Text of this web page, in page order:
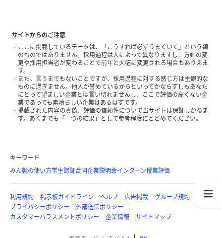
サイトからのご注意
ここに掲載しているデータは、「こうすれば必ずうまくいく」という類
のものではありません。採用過程は人によって異なりますし、方針の変
更や採用担当者が変わることで前年と大幅に変更される場合もありえま
す。
また、言うまでもないことですが、採用過程に対する感じ方は主観的な
ものに過ぎません。他人が誉めているからといってかならずしもあなた
にとって望ましい企業とは言い切れませんし、ここで評価の高くない企
業であっても素晴らしい企業はあるはずです。
掲載された内容の真偽、評価の信頼性について当サイトは保証しかねま
す。あくまでも「一つの結果」として参考程度にとどめてください。
キーワード
みん就の使い方学生認証合同企業説明会インターン授業評価
利用規約 掲示板ガイドライン ヘルプ 広告掲載
グループ規約
プライバシーポリシー
外部送信ポリシー
カスタマーハラスメントポリシー
企業情報 サイトマップ